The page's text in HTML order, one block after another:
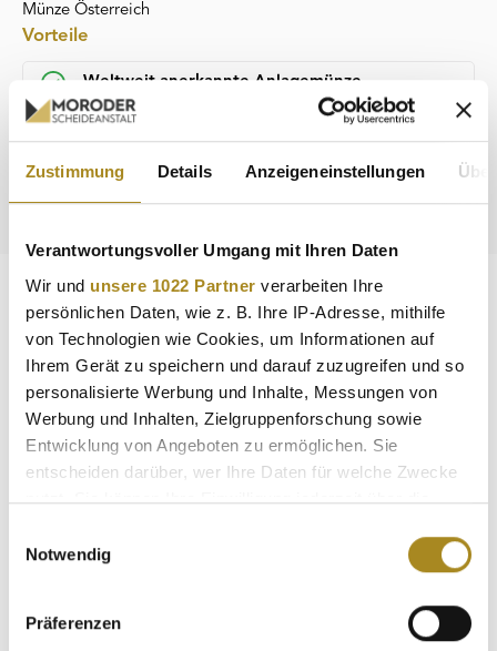
Zustimmung Details Anzeigeneinstellungen
Verantwortungsvoller Umgang mit Ihren Daten
Wir und unsere 1022 Partner verarbeiten Ihre
persönlichen Daten, wie z. B. Ihre IP-Adresse, mithilfe
von Technologien wie Cookies, um Informationen auf
Ihrem Gerät zu speichern und darauf zuzugreifen und so
personalisierte Werbung und Inhalte, Messungen von
Werbung und Inhalten, Zielgruppenforschung sowie
Entwicklung von Angeboten zu ermöglichen. Sie
entscheiden darüber, wer Ihre Daten für welche Zwecke
nutzt. Sie können Ihre Einwilligung jederzeit über die
Trigger Symbol ändern oder widerrufen
Informationen über Ihre geografische Lage
Notwendig
Präferenzen
Münze Österreich
Vorteile
Weltweit anerkannte Anlagemünze
Ikonisches Philharmoniker-Motiv
Prägung der Münze Österreich
Attraktiver Preis durch Resale-Ware
Beschreibung
Die Goldmünze Wiener Philharmoniker zählt zu den
bedeutendsten Münzen mit Euro-Nennwert und ist eine
äußerst begehrte Wertan…Mehr
Eigenschaften
Hersteller